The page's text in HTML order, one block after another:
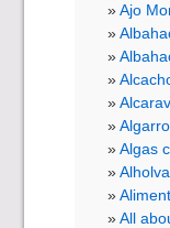
Ajo
Algas
All